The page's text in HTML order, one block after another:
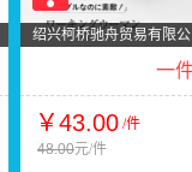
绍兴柯桥驰舟贸易有限
一
￥43.00 /件
48.00元/件